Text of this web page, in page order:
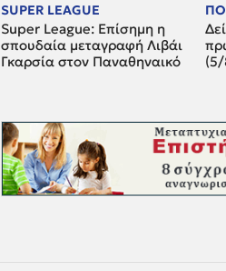
SUPER LEAGUE
Super League: Επίσημη η
σπουδαία μεταγραφή Λιβάι
Γκαρσία στον Παναθηναικό